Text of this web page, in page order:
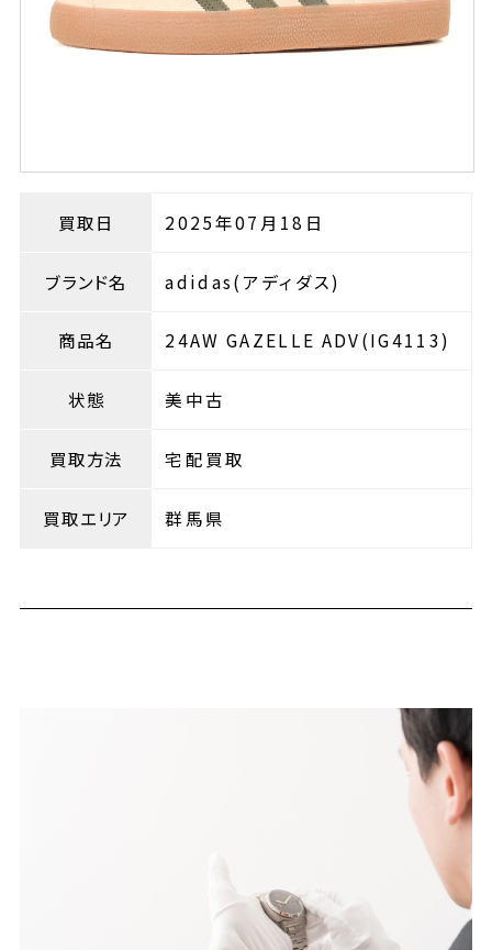
買取日 2025年07月18日
ブランド名 adidas(アディダス)
商品名 24AW GAZELLE ADV(IG4113)
状態 美中古
買取方法 宅配買取
買取エリア 群馬県